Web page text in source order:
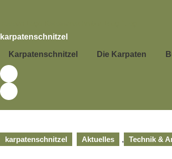
karpatenschnitzel
Karpatenschnitzel Die Karpaten
karpatenschnitzel Aktuelles , Technik &